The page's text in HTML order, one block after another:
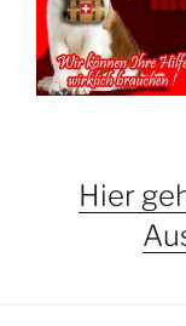
Hier